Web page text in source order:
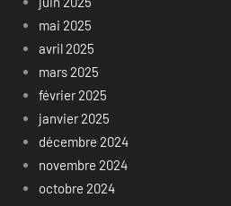
mai 2025
avril 2025
mars 2025
février 2025
janvier 2025
décembre 2024
novembre 2024
octobre 2024